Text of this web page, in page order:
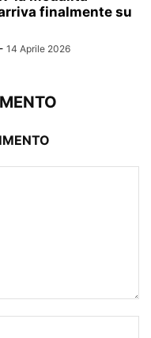
finalmente su
- 14 Aprile 2026